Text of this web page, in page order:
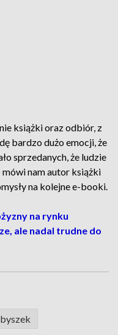
książki oraz odbiór, z
bardzo dużo emocji, że
sprzedanych, że ludzie
nam autor książki
na kolejne e-booki.
na rynku
ale nadal trudne do